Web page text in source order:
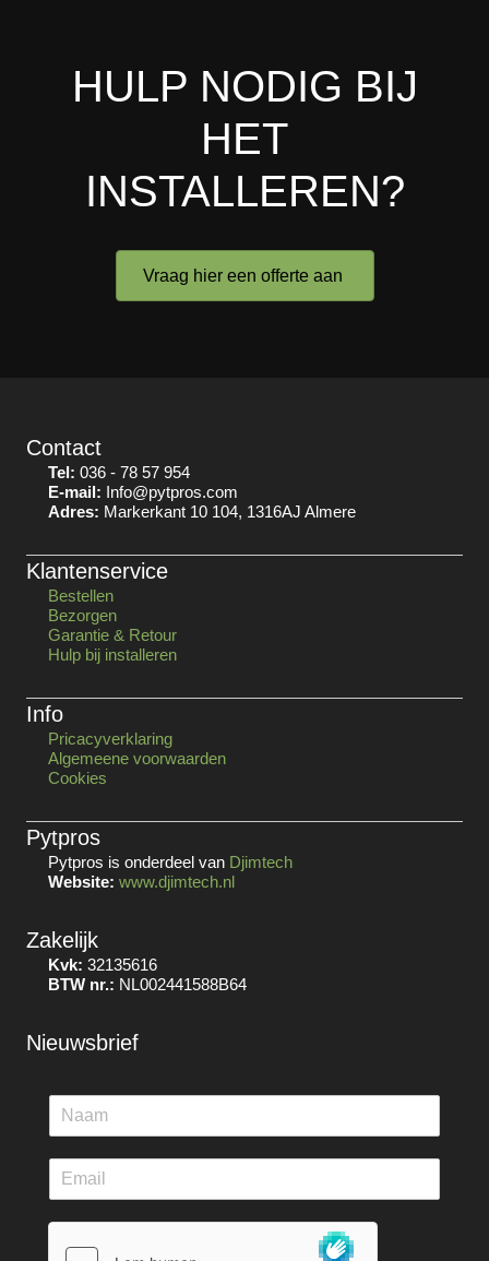
HULP NODIG BIJ
HET
INSTALLEREN?
Vraag hier een offerte aan
Contact
Tel: 036 - 78 57 954
E-mail: Info@pytpros.com
Adres: Markerkant 10 104, 1316AJ Almere
Klantenservice
Bestellen
Bezorgen
Garantie & Retour
Hulp bij installeren
Info
Pricacyverklaring
Algemeene voorwaarden
Cookies
Pytpros
Pytpros is onderdeel van Djimtech
Website: www.djimtech.nl
Zakelijk
Kvk: 32135616
BTW nr.: NL002441588B64
Nieuwsbrief